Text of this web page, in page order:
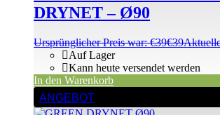
DRYNET – Ø90
Ursprünglicher Preis war: €39€39
Auf Lager
Kann heute versendet werden
In den Warenkorb
ANGEBOT